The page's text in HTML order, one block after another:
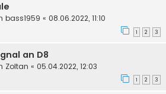
bass1959 « 08.06.2022, 11:10
1 2 3
an D8
Zoltan « 05.04.2022, 12:03
1 2 3